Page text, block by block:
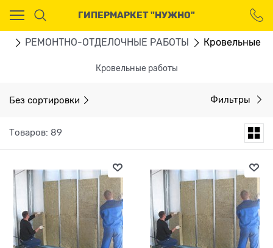
ГИПЕРМАРКЕТ "НУЖНО"
РЕМОНТНО-ОТДЕЛОЧНЫЕ РАБОТЫ Кровельные
Кровельные работы
Без сортировки Фильтры
Товаров: 89
Ваш город - Москва,
угадали?
ДА НЕТ